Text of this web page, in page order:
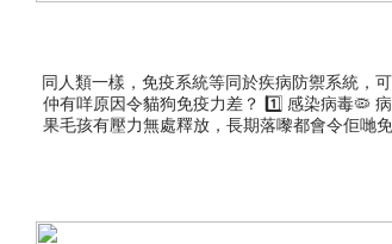
同人類一樣，免疫系統等同於疾病防禦系統，
仲有咩原因令貓狗免疫力差？ 1️⃣ 感染病毒🦠
果毛孩有壓力無處釋放，長期落嚟都會令佢哋
可能會令本身免疫系統失效。🧐邊啲保健品
者年紀大，免疫力無咁好，就需要全面嘅
醫生。👇邊款適合你？不如我哋推薦俾你吖！